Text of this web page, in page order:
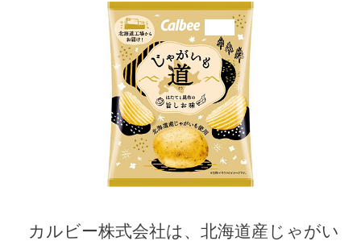
カルビー株式会社は、北海道産じゃがい